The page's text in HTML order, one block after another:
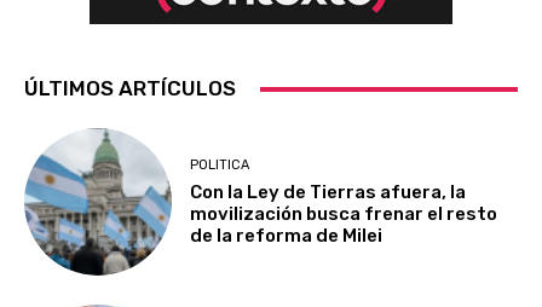
ÚLTIMOS ARTÍCULOS
POLITICA
Con la Ley de Tierras afuera, la
movilización busca frenar el resto
de la reforma de Milei